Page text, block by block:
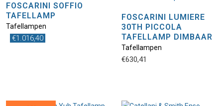
FOSCARINI SOFFIO
TAFELLAMP
Tafellampen
€1.016,40
FOSCARINI LUMIERE
30TH PICCOLA
TAFELLAMP DIMBAAR
Tafellampen
€630,41